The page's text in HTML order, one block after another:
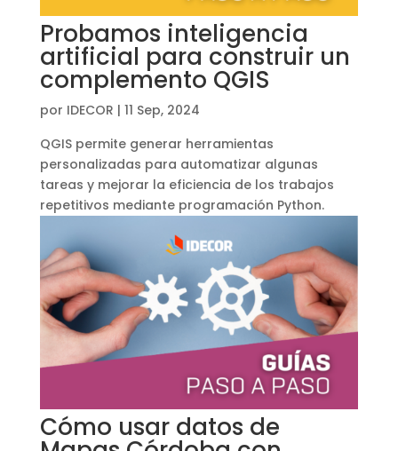
Probamos inteligencia
artificial para construir un
complemento QGIS
por IDECOR | 11 Sep, 2024
QGIS permite generar herramientas
personalizadas para automatizar algunas
tareas y mejorar la eficiencia de los trabajos
repetitivos mediante programación Python.
Cómo usar datos de